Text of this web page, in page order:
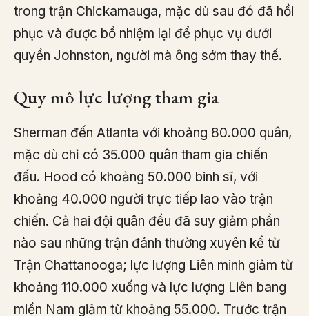
trong trận Chickamauga, mặc dù sau đó đã hồi
phục và được bổ nhiệm lại để phục vụ dưới
quyền Johnston, người mà ông sớm thay thế.
Quy mô lực lượng tham gia
Sherman đến Atlanta với khoảng 80.000 quân,
mặc dù chỉ có 35.000 quân tham gia chiến
đấu. Hood có khoảng 50.000 binh sĩ, với
khoảng 40.000 người trực tiếp lao vào trận
chiến. Cả hai đội quân đều đã suy giảm phần
nào sau những trận đánh thường xuyên kể từ
Trận Chattanooga; lực lượng Liên minh giảm từ
khoảng 110.000 xuống và lực lượng Liên bang
miền Nam giảm từ khoảng 55.000. Trước trận